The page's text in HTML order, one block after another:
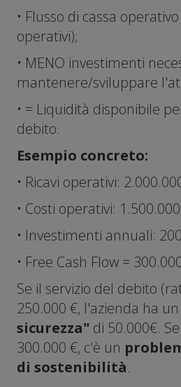
• Flusso di cassa
operativi);
• MENO investimenti
mantenere/sviluppare
• = Liquidità disponibile
debito.
Esempio concreto:
• Ricavi operativi:
• Costi operativi:
• Investimenti annuali:
• Free Cash Flow =
Se il servizio del debito
250.000 €, l'azienda ha un
sicurezza" di 50.000€.
300.000 €, c'è un
di sostenibilità.